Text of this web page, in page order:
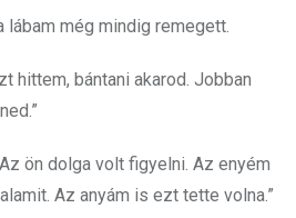
lábam még mindig remegett.
hittem, bántani akarod. Jobban
ön dolga volt figyelni. Az enyém
Az anyám is ezt tette volna.”